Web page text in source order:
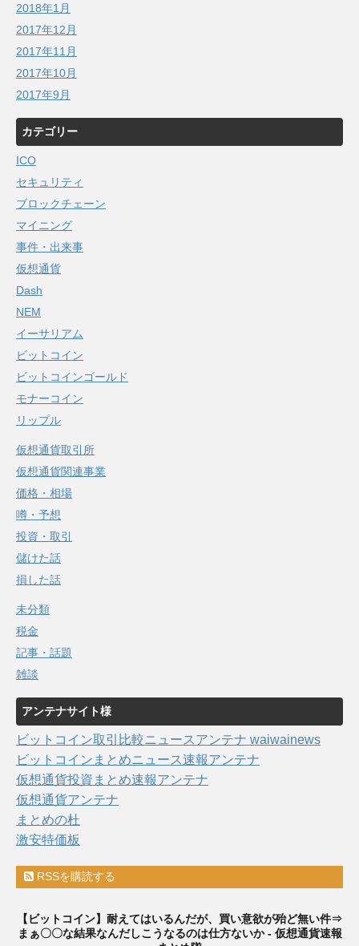
2018年1月
2017年12月
2017年11月
2017年10月
2017年9月
カテゴリー
ICO
セキュリティ
ブロックチェーン
マイニング
事件・出来事
仮想通貨
Dash
NEM
イーサリアム
ビットコイン
ビットコインゴールド
モナーコイン
リップル
仮想通貨取引所
仮想通貨関連事業
価格・相場
噂・予想
投資・取引
儲けた話
損した話
未分類
税金
記事・話題
雑談
アンテナサイト様
ビットコイン取引比較ニュースアンテナ waiwainews
ビットコインまとめニュース速報アンテナ
仮想通貨投資まとめ速報アンテナ
仮想通貨アンテナ
まとめの杜
激安特価板
RSSを購読する
【ビットコイン】耐えてはいるんだが、買い意欲が殆ど無い件⇒
まぁ〇〇な結果なんだしこうなるのは仕方ないか - 仮想通貨速報